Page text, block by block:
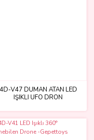
4D-V47 DUMAN ATAN LED
IŞIKLI UFO DRON